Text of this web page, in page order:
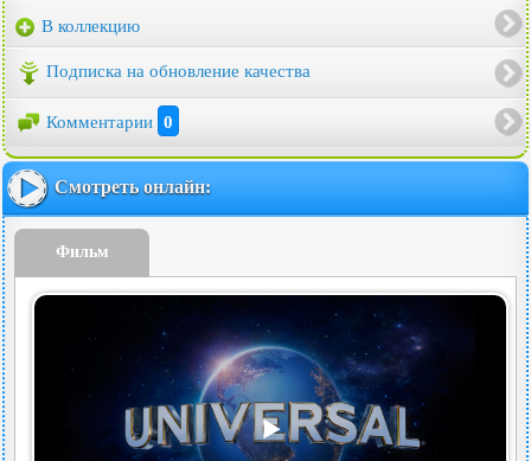
В коллекцию
Подписка на обновление качества
Комментарии 0
Смотреть онлайн:
Фильм